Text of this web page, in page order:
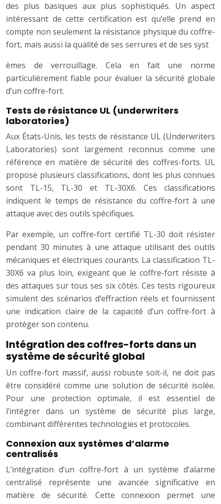
des plus basiques aux plus sophistiqués. Un aspect
intéressant de cette certification est qu’elle prend en
compte non seulement la résistance physique du coffre-
fort, mais aussi la qualité de ses serrures et de ses syst
èmes de verrouillage. Cela en fait une norme
particulièrement fiable pour évaluer la sécurité globale
d’un coffre-fort.
Tests de résistance UL (underwriters
laboratories)
Aux États-Unis, les tests de résistance UL (Underwriters
Laboratories) sont largement reconnus comme une
référence en matière de sécurité des coffres-forts. UL
propose plusieurs classifications, dont les plus connues
sont TL-15, TL-30 et TL-30X6. Ces classifications
indiquent le temps de résistance du coffre-fort à une
attaque avec des outils spécifiques.
Par exemple, un coffre-fort certifié TL-30 doit résister
pendant 30 minutes à une attaque utilisant des outils
mécaniques et électriques courants. La classification TL-
30X6 va plus loin, exigeant que le coffre-fort résiste à
des attaques sur tous ses six côtés. Ces tests rigoureux
simulent des scénarios d’effraction réels et fournissent
une indication claire de la capacité d’un coffre-fort à
protéger son contenu.
Intégration des coffres-forts dans un
système de sécurité global
Un coffre-fort massif, aussi robuste soit-il, ne doit pas
être considéré comme une solution de sécurité isolée.
Pour une protection optimale, il est essentiel de
l’intégrer dans un système de sécurité plus large,
combinant différentes technologies et protocoles.
Connexion aux systèmes d’alarme
centralisés
L’intégration d’un coffre-fort à un système d’alarme
centralisé représente une avancée significative en
matière de sécurité. Cette connexion permet une